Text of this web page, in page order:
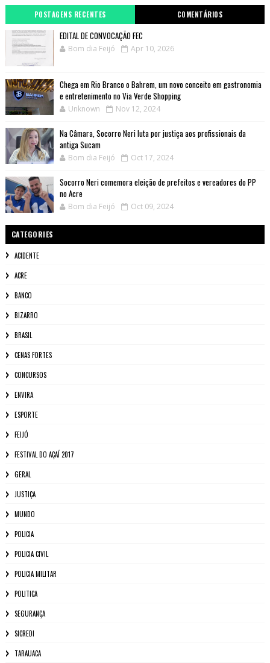
POSTAGENS RECENTES COMENTÁRIOS
EDITAL DE CONVOCAÇÃO FEC
Bom dia Feijó Apr 10, 2026
Chega em Rio Branco o Bahrem, um novo conceito em gastronomia
e entretenimento no Via Verde Shopping
Unknown Nov 12, 2024
Na Câmara, Socorro Neri luta por justiça aos profissionais da
antiga Sucam
Bom dia Feijó Oct 17, 2024
Socorro Neri comemora eleição de prefeitos e vereadores do PP
no Acre
Bom dia Feijó Oct 09, 2024
CATEGORIES
ACIDENTE
ACRE
BANCO
BIZARRO
BRASIL
CENAS FORTES
CONCURSOS
ENVIRA
ESPORTE
FEIJÓ
FESTIVAL DO AÇAÍ 2017
GERAL
JUSTIÇA
MUNDO
POLICIA
POLICIA CIVIL
POLICIA MILITAR
POLITICA
SEGURANÇA
SICREDI
TARAUACA